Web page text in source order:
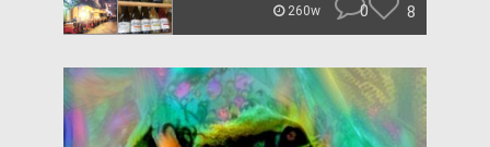
260w 0 8